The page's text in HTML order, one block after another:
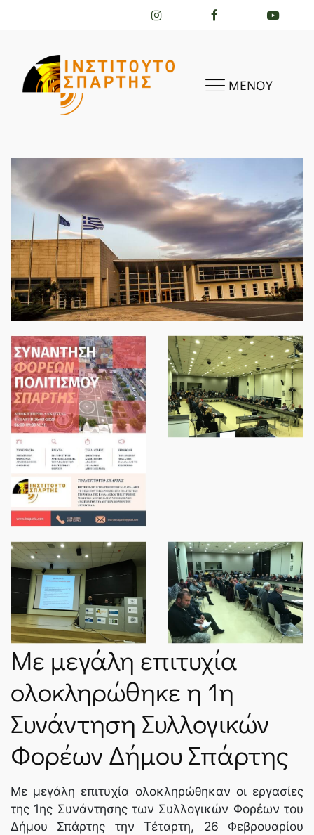
ΜΕΝΟΥ
ΑΡΧΙΚΗ
ΤΟ ΙΝΣΤΙΤΟΎΤΟ
ΔΡΑΣΤΗΡΙΌΤΗΤΕΣ
SPARTANET
E-JOURNAL
Με μεγάλη επιτυχία
ολοκληρώθηκε η 1η
Συνάντηση Συλλογικών
Φορέων Δήμου Σπάρτης
Με μεγάλη επιτυχία ολοκληρώθηκαν οι εργασίες
της 1ης Συνάντησης των Συλλογικών Φορέων του
Δήμου Σπάρτης την Τέταρτη, 26 Φεβρουαρίου